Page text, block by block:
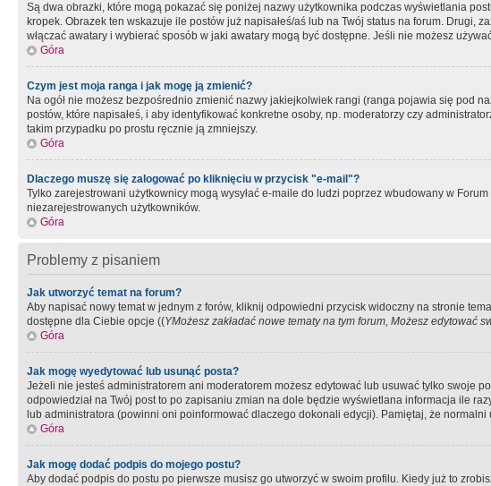
Są dwa obrazki, które mogą pokazać się poniżej nazwy użytkownika podczas wyświetlania
kropek. Obrazek ten wskazuje ile postów już napisałeś/aś lub na Twój status na forum.
włączać awatary i wybierać sposób w jaki awatary mogą być dostępne. Jeśli nie możesz
Góra
Czym jest moja ranga i jak mogę ją zmienić?
Na ogół nie możesz bezpośrednio zmienić nazwy jakiejkolwiek rangi (ranga pojawia się pod
postów, które napisałeś, i aby identyfikować konkretne osoby, np. moderatorzy czy
takim przypadku po prostu ręcznie ją zmniejszy.
Góra
Dlaczego muszę się zalogować po kliknięciu w przycisk "e-mail"?
Tylko zarejestrowani użytkownicy mogą wysyłać e-maile do ludzi poprzez wbudowany w
niezarejestrowanych użytkowników.
Góra
Problemy z pisaniem
Jak utworzyć temat na forum?
Aby napisać nowy temat w jednym z forów, kliknij odpowiedni przycisk widoczny na stronie
dostępne dla Ciebie opcje ((YMożesz zakładać nowe tematy na tym forum, Możesz edytować
Góra
Jak mogę wyedytować lub usunąć posta?
Jeżeli nie jesteś administratorem ani moderatorem możesz edytować lub usuwać tylko swoje
odpowiedział na Twój post to po zapisaniu zmian na dole będzie wyświetlana informacja ile
lub administratora (powinni oni poinformować dlaczego dokonali edycji). Pamiętaj, że
Góra
Jak mogę dodać podpis do mojego postu?
Aby dodać podpis do postu po pierwsze musisz go utworzyć w swoim profilu. Kiedy już to